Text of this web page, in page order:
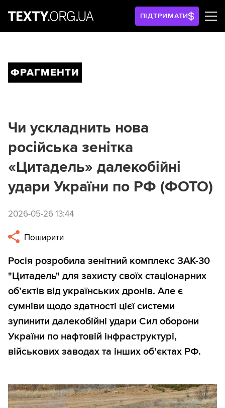
ПІДТРИМАТИ
ФРАГМЕНТИ
Чи ускладнить нова
російська зенітка
«Цитадель» далекобійні
удари України по РФ (ФОТО)
2026-05-26 13:44
Поширити
Росія розробила зенітний комплекс ЗАК-30
"Цитадель" для захисту своїх стаціонарних
об’єктів від українських дронів. Але є
сумніви щодо здатності цієї системи
зупинити далекобійні удари Сил оборони
України по нафтовій інфраструктурі,
військових заводах та інших об’єктах РФ.